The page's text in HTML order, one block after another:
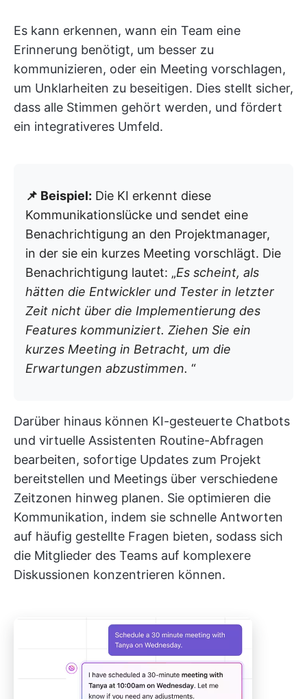
Es kann erkennen, wann ein Team eine
Erinnerung benötigt, um besser zu
kommunizieren, oder ein Meeting vorschlagen,
um Unklarheiten zu beseitigen. Dies stellt sicher,
dass alle Stimmen gehört werden, und fördert
ein integrativeres Umfeld.
📌 Beispiel: Die KI erkennt diese
Kommunikationslücke und sendet eine
Benachrichtigung an den Projektmanager,
in der sie ein kurzes Meeting vorschlägt. Die
Benachrichtigung lautet: „Es scheint, als
hätten die Entwickler und Tester in letzter
Zeit nicht über die Implementierung des
Features kommuniziert. Ziehen Sie ein
kurzes Meeting in Betracht, um die
Erwartungen abzustimmen. “
Darüber hinaus können KI-gesteuerte Chatbots
und virtuelle Assistenten Routine-Abfragen
bearbeiten, sofortige Updates zum Projekt
bereitstellen und Meetings über verschiedene
Zeitzonen hinweg planen. Sie optimieren die
Kommunikation, indem sie schnelle Antworten
auf häufig gestellte Fragen bieten, sodass sich
die Mitglieder des Teams auf komplexere
Diskussionen konzentrieren können.